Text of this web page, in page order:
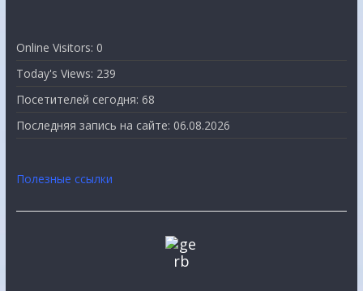
Online Visitors: 0
Today's Views: 239
Посетителей сегодня: 68
Последняя запись на сайте: 06.08.2026
Полезные ссылки